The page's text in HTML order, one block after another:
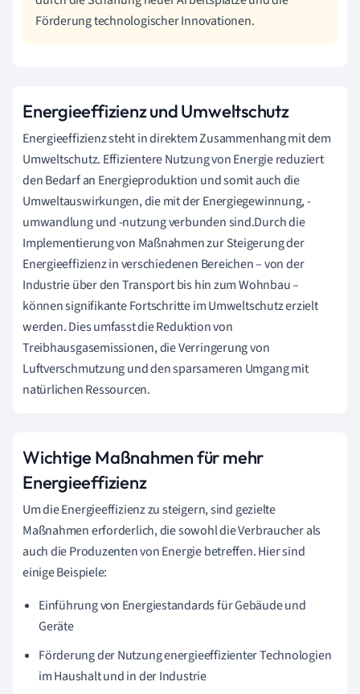
Förderung technologischer Innovationen.
Energieeffizienz und Umweltschutz
Energieeffizienz steht in direktem Zusammenhang mit dem
Umweltschutz. Effizientere Nutzung von Energie reduziert
den Bedarf an Energieproduktion und somit auch die
Umweltauswirkungen, die mit der Energiegewinnung, -
umwandlung und -nutzung verbunden sind.Durch die
Implementierung von Maßnahmen zur Steigerung der
Energieeffizienz in verschiedenen Bereichen – von der
Industrie über den Transport bis hin zum Wohnbau –
können signifikante Fortschritte im Umweltschutz erzielt
werden. Dies umfasst die Reduktion von
Treibhausgasemissionen, die Verringerung von
Luftverschmutzung und den sparsameren Umgang mit
natürlichen Ressourcen.
Wichtige Maßnahmen für mehr
Energieeffizienz
Um die Energieeffizienz zu steigern, sind gezielte
Maßnahmen erforderlich, die sowohl die Verbraucher als
auch die Produzenten von Energie betreffen. Hier sind
einige Beispiele:
Einführung von Energiestandards für Gebäude und
Geräte
Förderung der Nutzung energieeffizienter Technologien
im Haushalt und in der Industrie